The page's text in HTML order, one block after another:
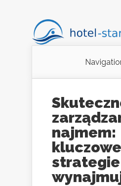
najmem:
kluczowe